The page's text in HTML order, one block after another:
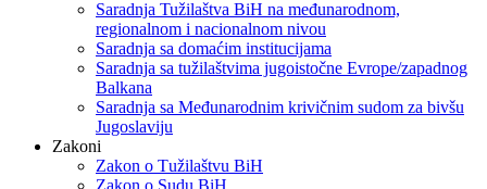
Saradnja Tužilaštva BiH na međunarodnom,
regionalnom i nacionalnom nivou
Saradnja sa domaćim institucijama
Saradnja sa tužilaštvima jugoistočne Evrope/zapadnog
Balkana
Saradnja sa Međunarodnim krivičnim sudom za bivšu
Jugoslaviju
Zakoni
Zakon o Тužilaštvu BiH